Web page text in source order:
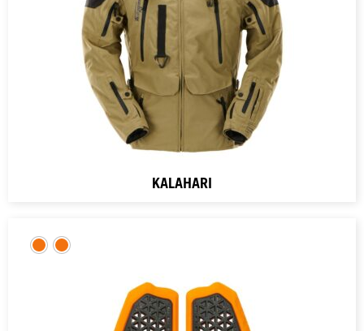
KALAHARI